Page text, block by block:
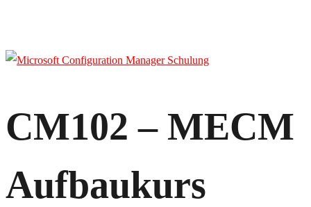
CM102 – MECM
Aufbaukurs